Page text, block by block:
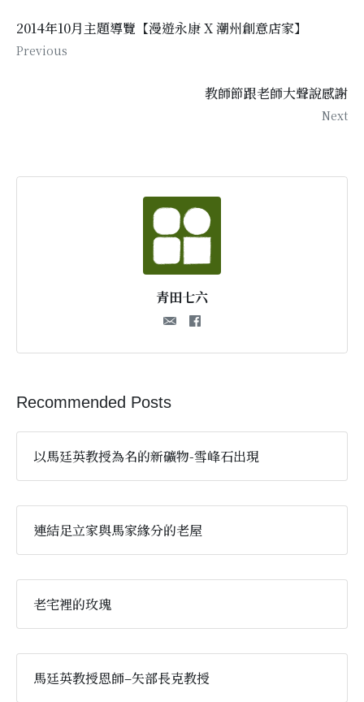
2014年10月主題導覽【漫遊永康 X 潮州創意店家】
Previous
教師節跟老師大聲說感謝
Next
青田七六
Recommended Posts
以馬廷英教授為名的新礦物-雪峰石出現
連結足立家與馬家緣分的老屋
老宅裡的玫瑰
馬廷英教授恩師–矢部長克教授